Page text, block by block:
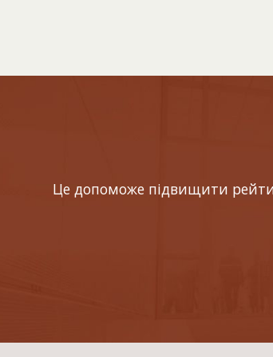
Це допоможе підвищити